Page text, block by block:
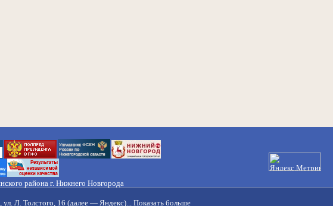
района г. Нижнего Новгорода
данных
Л. Толстого, 16 (далее — Яндекс)... Показать больше